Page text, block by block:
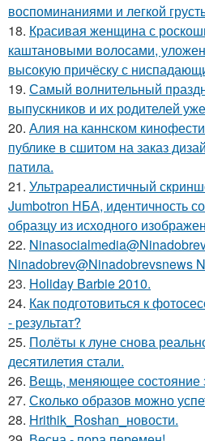
воспоминаниями и легкой
18. Красивая женщина с
каштановыми волосами,
высокую причёску с
19. Самый волнительный
выпускников и их родителей
20. Алия на каннском
публике в сшитом на заказ
патила.
21. Ультрареалистичный
Jumbotron НБА, идентичность
образцу из исходного
22.
Ninadobrev@Ninadobrevsnews
23. Holiday Barbie 2010.
24. Как подготовиться к
- результат?
25. Полёты к луне снова
десятилетия стали.
26. Вещь, меняющее состояние
27. Сколько образов можно
28. Hrithik_Roshan_новости.